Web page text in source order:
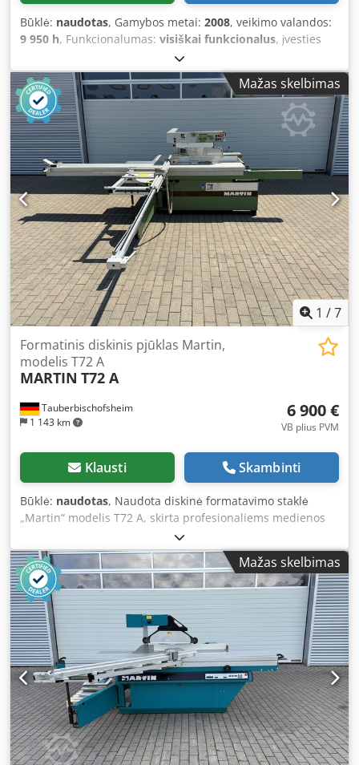
Būklė: naudotas, Gamybos metai: 2008, veikimo valandos:
9 950 h, Funkcionalumas: visiškai funkcionalus, įvesties
, Rankinio padavimo stotis – 14
padavėjų - 12 spaustuvų įrišimo blokas - Frezavimo ir
nugarėlės paruošimo blokai - Karšto lydalo šoninis
klijavimas su išankstinio lydymo įtaisu – Karšto lydalo klijai
nugarėlei su išankstinio lydymo įtaisu - Būgninis viršelio
padavėjas - Prispaudimo ir suspaudimo stotis - Išėjimo
takelis ir padavimo įrenginys - Konvejerinė sistema su
atmetimo vartais - Muller Martini Esprit trimeris Įrišimo
storis 2 mm – 50 mm Viršelio maks. dydis 640 mm Viršelio
min. dydis 202 mm Dedpjxtau Ejfx Ak Eock Maks. greitis
900–4 000 ciklų/val. Maks. knygos dydis 380x320 mm Min.
knygos dydis 120x100 mm
Mažas skelbimas
1 /7
Tauberbischofsheim
1 143 km
Formatinis diskinis pjūklas Martin,
modelis T72 A
MARTIN T72 A
6 900 €
VB plius PVM
Klausti Skambinti
Būklė: naudotas, Naudota diskinė formatavimo staklė
„Martin“ modelis T72 A, skirta profesionaliems medienos
apdirbimo darbams. Ši staklė idealiai tinka standartinėms
formatavimo ir pjovimo operacijoms, apdirbant medienos
gaminius. Dodozrywwopfx Ak Esck Techniniai duomenys: –
Pjovimo aukštis: ~145 mm – Pjovimo plotis: ~1300 mm –
Pjovimo ilgis: 3300 mm – Pasukamas: 45° – Sustabdymo
įtaisas: skaitmeninis – Reguliavimas: elektroninis –
Lygiagretus sustabdymo įtaisas: rankinis
Mažas skelbimas